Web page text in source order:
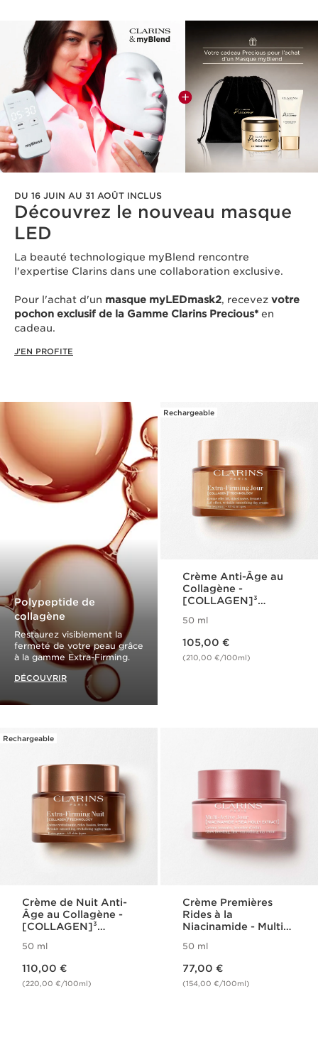
DU 16 JUIN AU 31 AOÛT INCLUS
Découvrez le nouveau masque
LED​
La beauté technologique myBlend rencontre
l'expertise Clarins dans une collaboration exclusive.
Pour l'achat d'un masque myLEDmask2, recevez votre
pochon exclusif de la Gamme Clarins Precious* en
cadeau.​
J'EN PROFITE
Polypeptide de
collagène
Restaurez visiblement la
fermeté de votre peau grâce
à la gamme Extra-Firming.
DÉCOUVRIR
Rechargeable
Crème Anti-Âge au
Collagène -
[COLLAGEN]³
Firming
50 ml
105,00 €
(210,00 €/100ml)
Rechargeable
Crème de Nuit Anti-
Âge au Collagène -
[COLLAGEN]³
Firming
50 ml
110,00 €
(220,00 €/100ml)
Crème Premières
Rides à la
Niacinamide - Multi
50 ml
77,00 €
(154,00 €/100ml)